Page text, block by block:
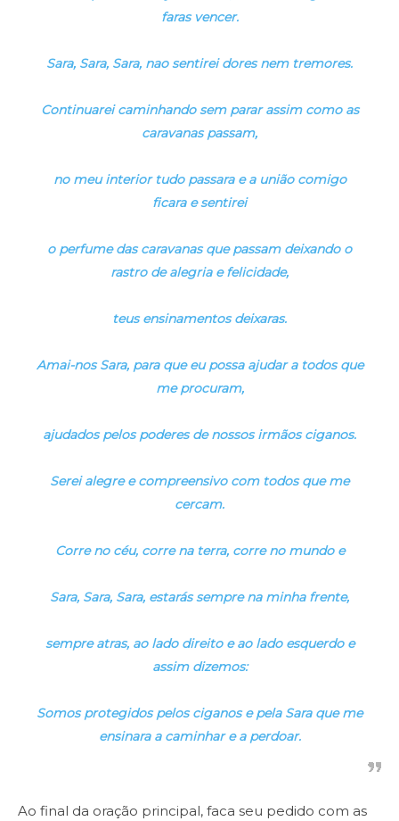
faras vencer.
Sara, Sara, Sara, nao sentirei dores nem tremores.
Continuarei caminhando sem parar assim como as
caravanas passam,
no meu interior tudo passara e a união comigo
ficara e sentirei
o perfume das caravanas que passam deixando o
rastro de alegria e felicidade,
teus ensinamentos deixaras.
Amai-nos Sara, para que eu possa ajudar a todos que
me procuram,
ajudados pelos poderes de nossos irmãos ciganos.
Serei alegre e compreensivo com todos que me
cercam.
Corre no céu, corre na terra, corre no mundo e
Sara, Sara, Sara, estarás sempre na minha frente,
sempre atras, ao lado direito e ao lado esquerdo e
assim dizemos:
Somos protegidos pelos ciganos e pela Sara que me
ensinara a caminhar e a perdoar.
Ao final da oração principal, faca seu pedido com as